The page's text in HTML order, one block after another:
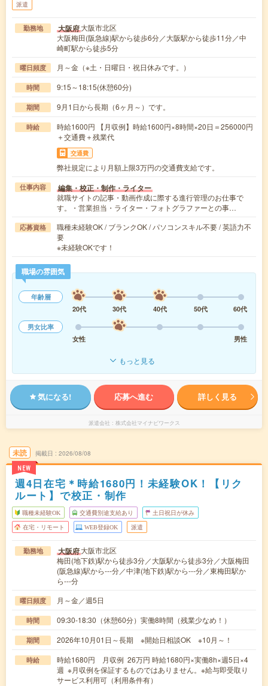
派遣
勤務地 大阪府大阪市北区
大阪梅田(阪急線)駅から徒歩6分／大阪駅から徒歩11分／中
崎町駅から徒歩5分
曜日頻度 月～金（※土・日曜日・祝日休みです。）
時間 9:15～18:15(休憩60分)
期間 9月1日から長期（6ヶ月～）です。
時給
時給1600円 【月収例】時給1600円×8時間×20日＝256000円
＋交通費＋残業代
交通費
弊社規定により月額上限3万円の交通費支給です。
仕事内容 編集・校正・制作・ライター
就職サイトの記事・動画作成に際する進行管理のお仕事で
す。・営業担当・ライター・フォトグラファーとの事…
応募資格
職種未経験OK / ブランクOK / パソコンスキル不要 / 英語力不
要
※未経験OKです！
職場の雰囲気
年齢層
20代
30代 40代 50代
60代
男女比率
女性
男性
もっと見る
気になる! 応募へ進む 詳しく見る
派遣会社 株式会社マイナビワークス
未読
NEW
掲載日 2026/08/08
週4日在宅＊時給1680円！未経験OK！【リク
ルート】で校正・制作
職種未経験OK 交通費別途支給あり 土日祝日が休み
在宅・リモート WEB登録OK 派遣
勤務地 大阪府大阪市北区
梅田(地下鉄)駅から徒歩3分／大阪駅から徒歩3分／大阪梅田
(阪急線)駅から---分／中津(地下鉄)駅から---分／東梅田駅か
ら---分
曜日頻度 月～金／週5日
時間 09:30-18:30（休憩60分）実働8時間（残業少なめ！）
期間 2026年10月01日～長期 ※開始日相談OK ※10月～！
時給
時給1680円 月収例 26万円 時給1680円×実働8h×週5日×4
週 ※月収例を保証するものではありません。※給与即受取り
サービス利用可（利用条件有）